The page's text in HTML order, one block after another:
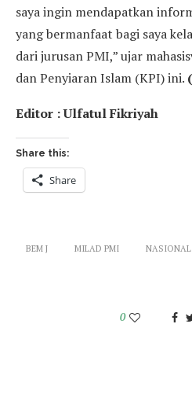
saya ingin mendapatkan
yang bermanfaat bagi saya
dari jurusan PMI,” ujar
dan Penyiaran Islam (KPI) ini.
Editor : Ulfatul Fikriyah
Share this:
Share
BEM J MILAD PMI NASIONAL
0